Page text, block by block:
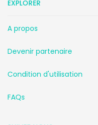
EXPLORER
A propos
Devenir partenaire
Condition d'utilisation
FAQs